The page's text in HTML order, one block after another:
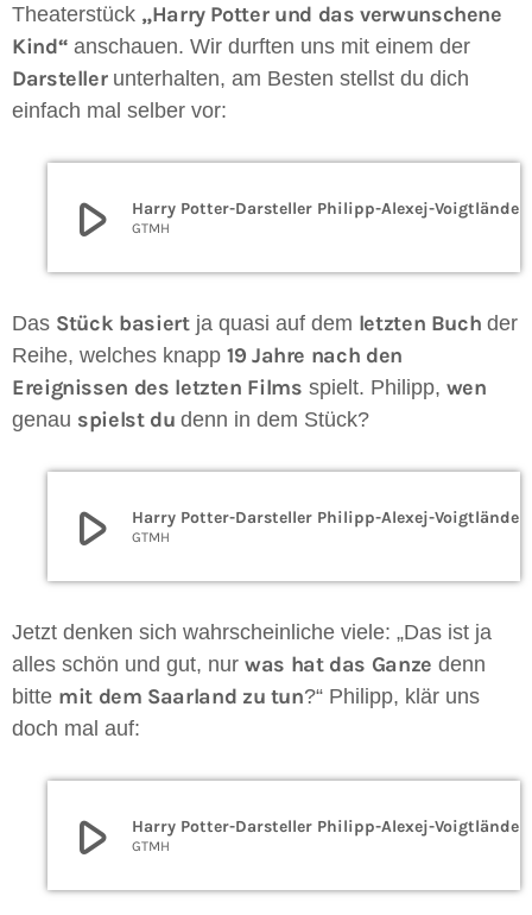
Theaterstück „Harry Potter und das verwunschene
Kind“ anschauen. Wir durften uns mit einem der
Darstellerunterhalten, am Besten stellst du dich
einfach mal selber vor:
play_arrow GTMH
Das Stück basiertja quasi auf dem letzten Buch der
Reihe, welches knapp 19 Jahre nach den
Ereignissen des letzten Films spielt. Philipp, wen
genau spielst du denn in dem Stück?
play_arrow GTMH
Jetzt denken sich wahrscheinliche viele: „Das ist ja
alles schön und gut, nur was hat das Ganze denn
bitte mit dem Saarland zu tun?“ Philipp, klär uns
doch mal auf:
play_arrow GTMH